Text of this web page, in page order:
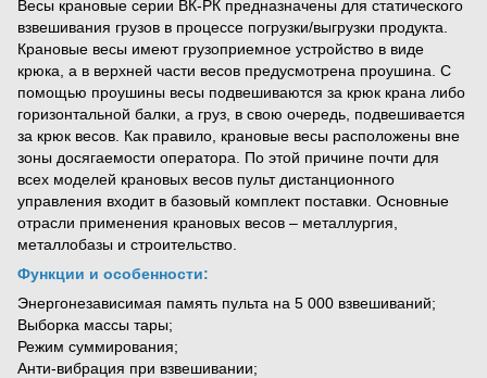
Весы крановые серии ВК-РК предназначены для статического
взвешивания грузов в процессе погрузки/выгрузки продукта.
Крановые весы имеют грузоприемное устройство в виде
крюка, а в верхней части весов предусмотрена проушина. С
помощью проушины весы подвешиваются за крюк крана либо
горизонтальной балки, а груз, в свою очередь, подвешивается
за крюк весов. Как правило, крановые весы расположены вне
зоны досягаемости оператора. По этой причине почти для
всех моделей крановых весов пульт дистанционного
управления входит в базовый комплект поставки. Основные
отрасли применения крановых весов – металлургия,
металлобазы и строительство.
Функции и особенности:
Энергонезависимая память пульта на 5 000 взвешиваний;
Выборка массы тары;
Режим суммирования;
Анти-вибрация при взвешивании;